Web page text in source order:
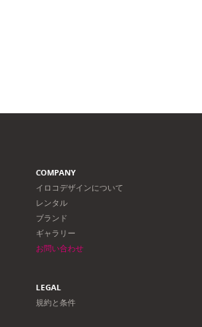
COMPANY
イロコデザインについて
レンタル
ブランド
ギャラリー
お問い合わせ
LEGAL
規約と条件